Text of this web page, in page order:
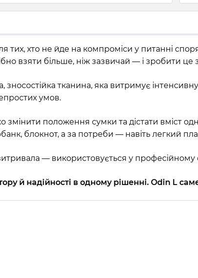
тих, хто не йде на компроміси у питанні
взяти більше, ніж зазвичай — і зробити
зносостійка тканина, яка витримує
умов.
змінити положення сумки та дістати вміст
блокнот, а за потреби — навіть легкий
— використовується у професійному
й надійності в одному рішенні. Odin L